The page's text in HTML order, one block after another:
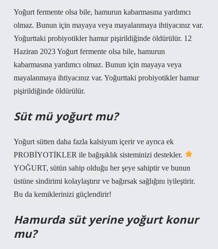
Yoğurt fermente olsa bile, hamurun kabarmasına yardımcı
olmaz. Bunun için mayaya veya mayalanmaya ihtiyacınız var.
Yoğurttaki probiyotikler hamur pişirildiğinde öldürülür. 12
Haziran 2023 Yoğurt fermente olsa bile, hamurun
kabarmasına yardımcı olmaz. Bunun için mayaya veya
mayalanmaya ihtiyacınız var. Yoğurttaki probiyotikler hamur
pişirildiğinde öldürülür.
Süt mü yoğurt mu?
Yoğurt sütten daha fazla kalsiyum içerir ve ayrıca ek
PROBİYOTİKLER ile bağışıklık sisteminizi destekler.
YOĞURT, sütün sahip olduğu her şeye sahiptir ve bunun
üstüne sindirimi kolaylaştırır ve bağırsak sağlığını iyileştirir.
Bu da kemiklerinizi güçlendirir!
Hamurda süt yerine yoğurt konur
mu?